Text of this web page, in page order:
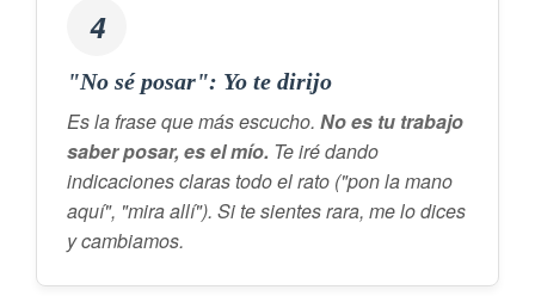
4
"No sé posar": Yo te dirijo
Es la frase que más escucho. No es tu trabajo
saber posar, es el mío. Te iré dando
indicaciones claras todo el rato ("pon la mano
aquí", "mira allí"). Si te sientes rara, me lo dices
y cambiamos.